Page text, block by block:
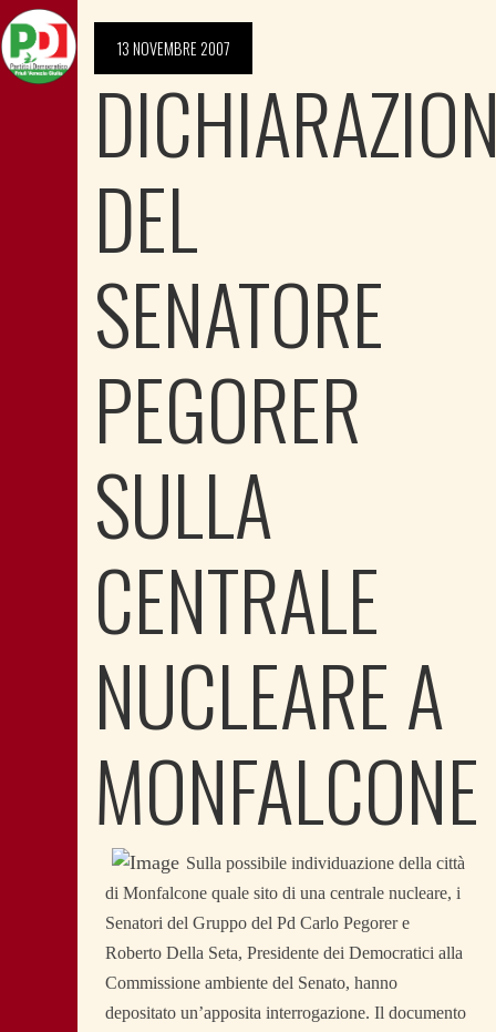
13 NOVEMBRE 2007
DEL
SENATORE
PEGORER
SULLA
CENTRALE
NUCLEARE A
MONFALCONE
Sulla possibile individuazione della città
di Monfalcone quale sito di una centrale nucleare, i
Senatori del Gruppo del Pd Carlo Pegorer e
Roberto Della Seta, Presidente dei Democratici alla
Commissione ambiente del Senato, hanno
depositato un’apposita interrogazione. Il documento